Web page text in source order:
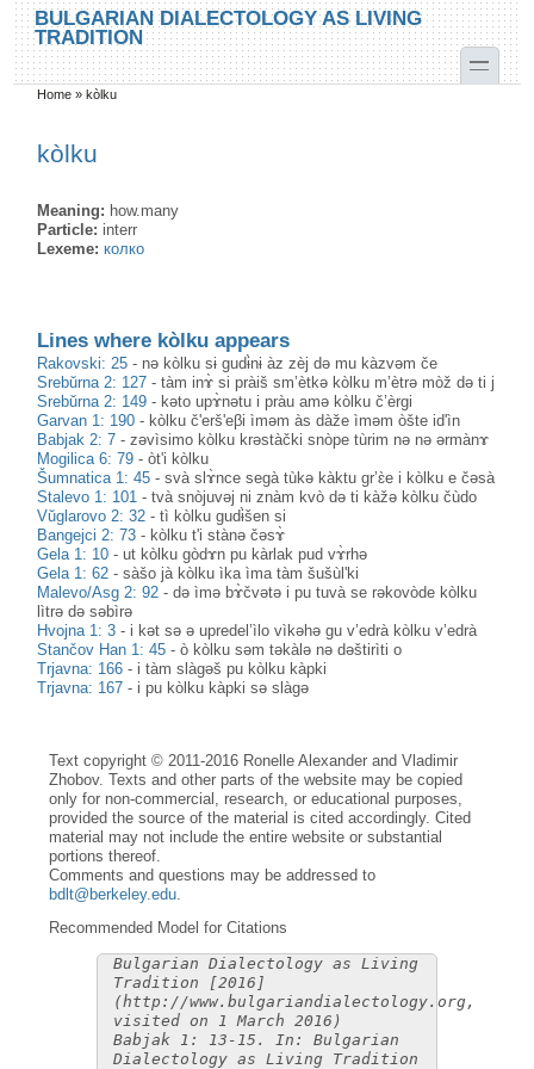
Skip to main content
Skip to search
BULGARIAN DIALECTOLOGY AS LIVING
TRADITION
toggle
You are here
Home » kòlku
kòlku
Meaning: how.many
Particle: interr
Lexeme:колко
Lines where kòlku appears
Rakovski: 25 - nə kòlku sɨ gudɨ̀nɨ àz zèj də mu kàzvəm če
Srebŭrna 2: 127 -tàm inɤ̀ si pràiš sm’ètkə kòlku m’ètrə mòž də ti j
Srebŭrna 2: 149 - kəto upɤ̀nətu i pràu amə kòlku č’èrgi
Garvan 1: 190 - kòlku č'erš'eβi ìməm às dàže ìməm òšte id'ìn
Babjak 2: 7 -zəvìsimo kòlku krəstàčki snòpe tùrim nə nə ərmànɤ
Mogilica 6: 79 -òt'i kòlku
Šumnatica 1: 45 -svà slɤ̀nce segà tùkə kàktu gr’ɛ̀e i kòlku e čəsà
Stalevo 1: 101 -tvà snòjuvəj ni znàm kvò də ti kàžə kòlku čùdo
Vŭglarovo 2: 32 -tì kòlku gudɨ̀šen si
Bangejci 2: 73 - kòlku t'i stànə čəsɤ̀
Gela 1: 10 -ut kòlku gòdɤn pu kàrlak pud vɤ̀rhə
Gela 1: 62 -sàšo jà kòlku ìka ìma tàm šušùl'ki
Malevo/Asg 2: 92 -də ìmə bɤ̀čvətə i pu tuvà se rəkovòde kòlku
lìtrə də səbìrə
Hvojna 1: 3 - i kət sə ə upredel’ìlo vìkəhə gu v’edrà kòlku v’edrà
Stančov Han 1: 45 -ò kòlku sәm tәkàlә nә dәštirìti o
Trjavna: 166 - i tàm slàgəš pu kòlku kàpki
Trjavna: 167 - i pu kòlku kàpki sə slàgə
Text copyright © 2011-2016 Ronelle Alexander and Vladimir
Zhobov. Texts and other parts of the website may be copied
only for non-commercial, research, or educational purposes,
provided the source of the material is cited accordingly. Cited
material may not include the entire website or substantial
portions thereof.
Comments and questions may be addressed to
bdlt@berkeley.edu.
Recommended Model for Citations
Bulgarian Dialectology as Living
Tradition [2016]
(http://www.bulgariandialectology.org,
visited on 1 March 2016)
Babjak 1: 13-15. In: Bulgarian
Dialectology as Living Tradition